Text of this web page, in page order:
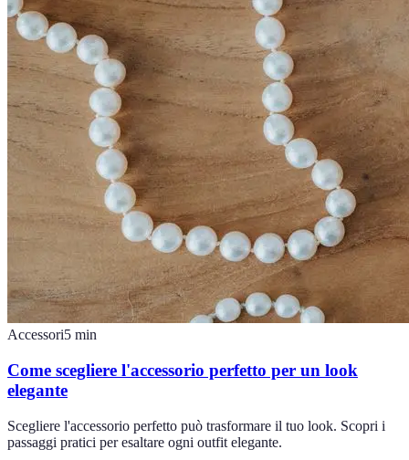
Accessori5 min
Come scegliere l'accessorio perfetto per un look
elegante
Scegliere l'accessorio perfetto può trasformare il tuo look. Scopri i
passaggi pratici per esaltare ogni outfit elegante.